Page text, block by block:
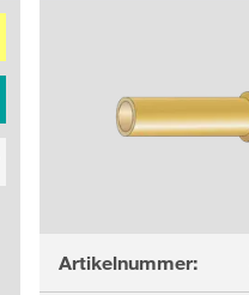
Artikelnummer: